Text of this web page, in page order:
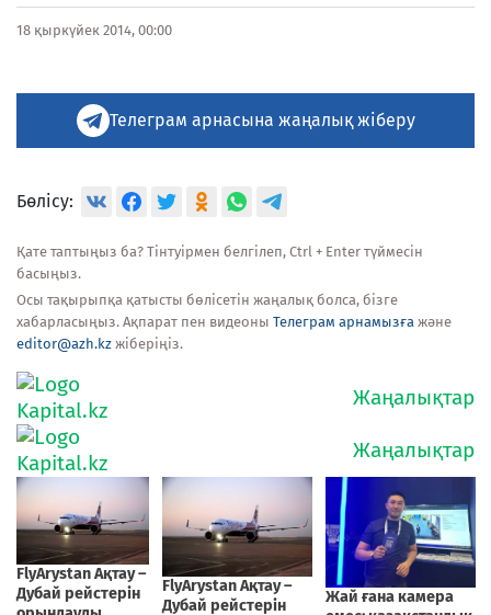
18 қыркүйек 2014, 00:00
Телеграм арнасына жаңалық жіберу
Бөлісу:
Қате таптыңыз ба? Тінтуірмен белгілеп, Ctrl + Enter түймесін
басыңыз.
Осы тақырыпқа қатысты бөлісетін жаңалық болса, бізге
хабарласыңыз. Ақпарат пен видеоны Телеграм арнамызға және
editor@azh.kz жіберіңіз.